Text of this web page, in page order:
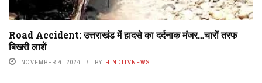
Road Accident: उत्तराखंड में हादसे का दर्दनाक मंजर…चारों तरफ
बिखरी लाशें
NOVEMBER 4, 2024 BY HINDITVNEWS